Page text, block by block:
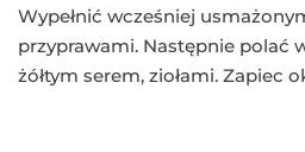
Wypełnić wcześniej
przyprawami. Następnie polać
żółtym serem, ziołami. Zapiec